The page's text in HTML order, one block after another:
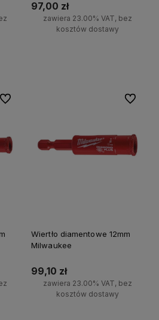
97,00 zł
zawiera 23.00% VAT, bez
kosztów dostawy
Do ulubionych
Wiertło diamentowe 12mm
Milwaukee
99,10 zł
zawiera 23.00% VAT, bez
kosztów dostawy
Do